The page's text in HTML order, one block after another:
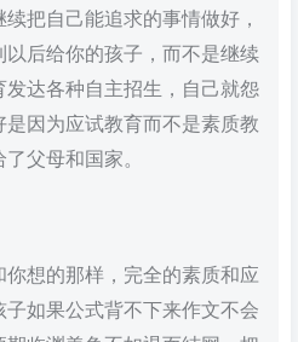
把自己能追求的事情做好，
后给你的孩子，而不是继续
达各种自主招生，自己就怨
因为应试教育而不是素质教
父母和国家。
想的那样，完全的素质和应
如果公式背不下来作文不会